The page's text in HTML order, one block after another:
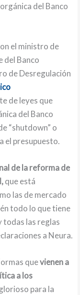
del Banco
el ministro de
del Banco
de Desregulación
de leyes que
del Banco
“shutdown” o
el presupuesto.
de la reforma de
que está
las de mercado
todo lo que tiene
todas las reglas
a Neura.
quevienen a
a los
para la